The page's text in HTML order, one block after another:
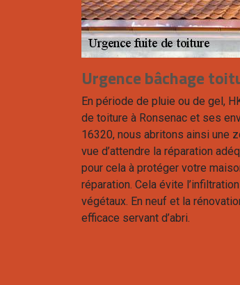
Urgence bâchage
En période de pluie ou de gel,
de toiture à Ronsenac et ses
16320, nous abritons ainsi une
vue d’attendre la réparation
pour cela à protéger votre
réparation. Cela évite
végétaux. En neuf et la
efficace servant d’abri.